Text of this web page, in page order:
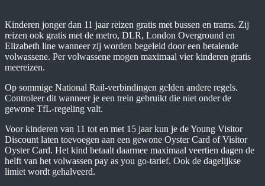
Kinderen jonger dan 11 jaar reizen gratis met bussen en trams. Zij
reizen ook gratis met de metro, DLR, London Overground en
Elizabeth line wanneer zij worden begeleid door een betalende
volwassene. Per volwassene mogen maximaal vier kinderen gratis
meereizen.
Op sommige National Rail-verbindingen gelden andere regels.
Controleer dit wanneer je een trein gebruikt die niet onder de
gewone TfL-regeling valt.
Voor kinderen van 11 tot en met 15 jaar kun je de Young Visitor
Discount laten toevoegen aan een gewone Oyster Card of Visitor
Oyster Card. Het kind betaalt daarmee maximaal veertien dagen de
helft van het volwassen pay as you go-tarief. Ook de dagelijkse
limiet wordt gehalveerd.